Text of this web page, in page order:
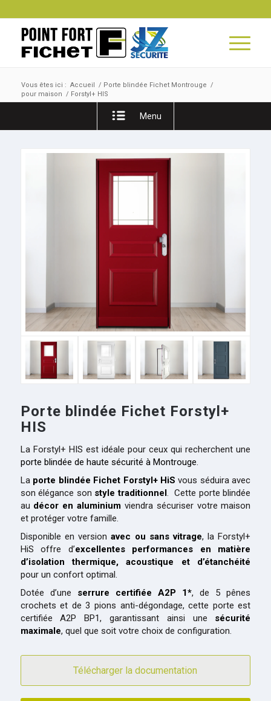
Vous êtes ici : Accueil / Porte blindée Fichet Montrouge /
pour maison / Forstyl+ HIS
Menu
Porte blindée Fichet Forstyl+
HIS
La Forstyl+ HIS est idéale pour ceux qui recherchent une
porte blindée de haute sécurité à Montrouge.
La porte blindée Fichet Forstyl+ HiS vous séduira avec
son élégance son style traditionnel. Cette porte blindée
au décor en aluminium viendra sécuriser votre maison
et protéger votre famille.
Disponible en versionavec ou sans vitrage, la Forstyl+
HiS offre d’excellentes performances en matière
d’isolation thermique, acoustique et d’étanchéité
pour un confort optimal.
Dotée d’une serrure certifiée A2P 1*, de 5 pênes
crochets et de 3 pions anti-dégondage, cette porte est
certifiée A2P BP1, garantissant ainsi une sécurité
maximale, quel que soit votre choix de configuration.
Télécharger la documentation